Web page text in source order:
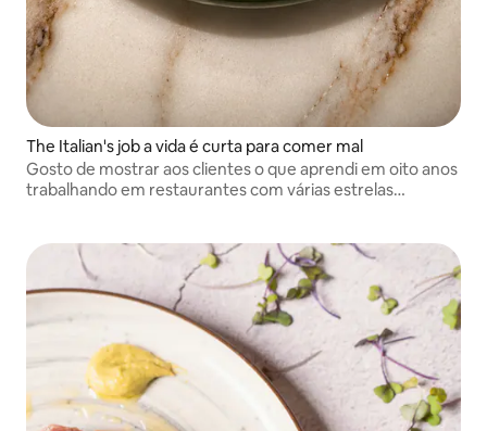
The Italian's job a vida é curta para comer mal
Gosto de mostrar aos clientes o que aprendi em oito anos
trabalhando em restaurantes com várias estrelas